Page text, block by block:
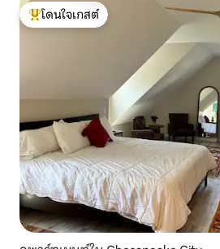
โดนใจเกสต์ที่สุด
โดนใจเกสต์